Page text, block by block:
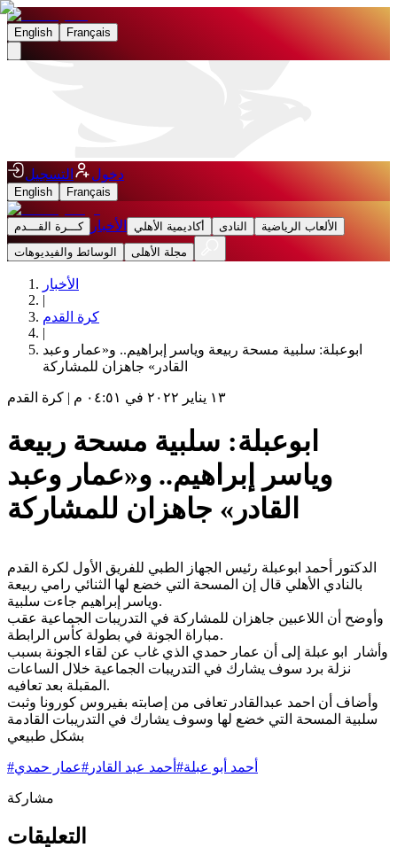
English Français
دخول التسجيل
English Français
كـــرة القـــدم الأخبار أكاديمية الأهلي النادى
الألعاب الرياضية
الوسائط والفيديوهات
مجلة الأهلى
الأخبار
|
كرة القدم
|
ابوعبلة: سلبية مسحة ربيعة وياسر إبراهيم.. و«عمار وعبد
القادر» جاهزان للمشاركة
١٣ يناير ٢٠٢٢ في ٠٤:٥١ م | كرة القدم
ابوعبلة: سلبية مسحة ربيعة
وياسر إبراهيم.. و«عمار وعبد
القادر» جاهزان للمشاركة
الدكتور أحمد ابوعبلة رئيس الجهاز الطبي للفريق الأول لكرة القدم
بالنادي الأهلي قال إن المسحة التي خضع لها الثنائي رامي ربيعة
وياسر إبراهيم جاءت سلبية.
وأوضح أن اللاعبين جاهزان للمشاركة في التدريبات الجماعية عقب
مباراة الجونة في بطولة كأس الرابطة.
وأشار ابو عبلة إلى أن عمار حمدي الذي غاب عن لقاء الجونة بسبب
نزلة برد سوف يشارك في التدريبات الجماعية خلال الساعات
المقبلة بعد تعافيه.
وأضاف أن احمد عبدالقادر تعافى من إصابته بفيروس كورونا وثبت
سلبية المسحة التي خضع لها وسوف يشارك في التدريبات القادمة
بشكل طبيعي
# أحمد أبو عبلة# أحمد عبد القادر #عمار حمدي
مشاركة
التعليقات